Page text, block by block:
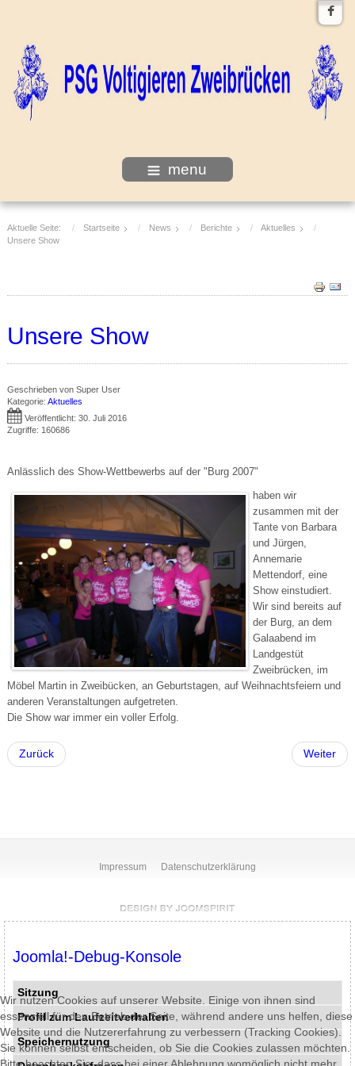
menu
Aktuelle Seite: Startseite News Berichte
Aktuelles
Unsere Show
Unsere Show
Geschrieben von Super User
Kategorie: Aktuelles
Veröffentlicht: 30. Juli 2016
Zugriffe: 160686
Anlässlich des Show-Wettbewerbs auf der "Burg 2007"
haben wir
zusammen mit der
Tante von Barbara
und Jürgen,
Annemarie
Mettendorf, eine
Show einstudiert.
Wir sind bereits auf
der Burg, an dem
Galaabend im
Landgestüt
Zweibrücken, im
Möbel Martin in Zweibücken, an Geburtstagen, auf Weihnachtsfeiern und
anderen Veranstaltungen aufgetreten.
Die Show war immer ein voller Erfolg.
Zurück Weiter
Impressum Datenschutzerklärung
Wir nutzen Cookies auf unserer Website. Einige von ihnen sind
essenziell für den Betrieb der Seite, während andere uns helfen, diese
Website und die Nutzererfahrung zu verbessern (Tracking Cookies).
Sie können selbst entscheiden, ob Sie die Cookies zulassen möchten.
Joomla!-Debug-Konsole
Sitzung
Profil zum Laufzeitverhalten
Speichernutzung